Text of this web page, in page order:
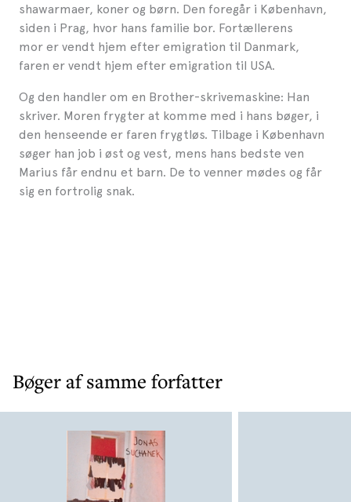
shawarmaer, koner og børn. Den foregår i København,
siden i Prag, hvor hans familie bor. Fortællerens
mor er vendt hjem efter emigration til Danmark,
faren er vendt hjem efter emigration til USA.
Og den handler om en Brother-skrivemaskine: Han
skriver. Moren frygter at komme med i hans bøger, i
den henseende er faren frygtløs. Tilbage i København
søger han job i øst og vest, mens hans bedste ven
Marius får endnu et barn. De to venner mødes og får
sig en fortrolig snak.
Bøger af samme forfatter